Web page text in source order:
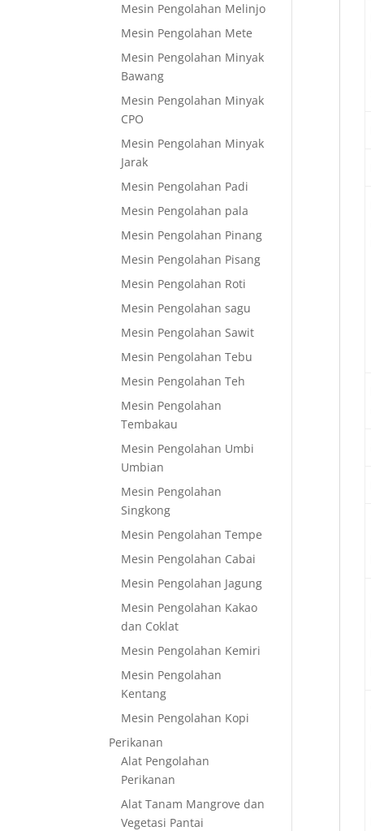
Mesin Pengolahan Melinjo
Mesin Pengolahan Mete
Mesin Pengolahan Minyak
Bawang
Mesin Pengolahan Minyak
CPO
Mesin Pengolahan Minyak
Jarak
Mesin Pengolahan Padi
Mesin Pengolahan pala
Mesin Pengolahan Pinang
Mesin Pengolahan Pisang
Mesin Pengolahan Roti
Mesin Pengolahan sagu
Mesin Pengolahan Sawit
Mesin Pengolahan Tebu
Mesin Pengolahan Teh
Mesin Pengolahan
Tembakau
Mesin Pengolahan Umbi
Umbian
Mesin Pengolahan
Singkong
Mesin Pengolahan Tempe
Mesin Pengolahan Cabai
Mesin Pengolahan Jagung
Mesin Pengolahan Kakao
dan Coklat
Mesin Pengolahan Kemiri
Mesin Pengolahan
Kentang
Mesin Pengolahan Kopi
Perikanan
Alat Pengolahan
Perikanan
Alat Tanam Mangrove dan
Vegetasi Pantai